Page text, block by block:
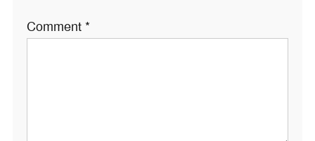
Comment *